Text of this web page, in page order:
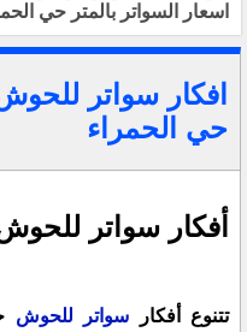
اسعار السواتر بالمتر حي
افكار سواتر
حي الحمراء
أفكار سواتر
تتنوع أفكار سواتر للحوش